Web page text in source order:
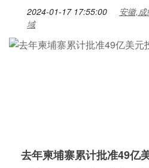
2024-01-17 17:55:00
安徽,
域
去年柬埔寨累计批准49亿